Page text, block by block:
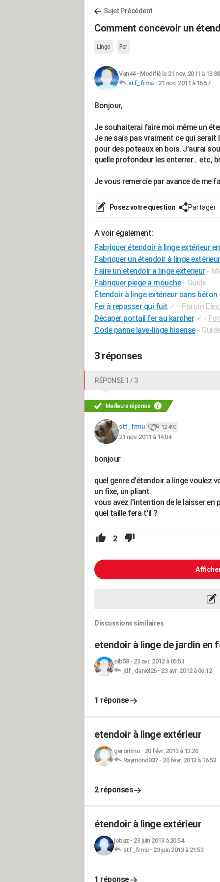
Sujet Précédent
Comment concevoir un
Linge Fer
Van44- Modifié le 21 nov. 2011 à 13:38
stf_frmu- 21 nov. 2011 à 16:57
Bonjour,
Je souhaiterai faire moi même un
Je ne sais pas vraiment ce qui serait
pour des poteaux en bois. J'aurai
quelle profondeur les enterrer... etc,
Je vous remercie par avance de me
Posez votre question Partager
A voir également:
Fabriquer étendoir à linge extérieur
Fabriquer un étendoir à linge extérieur
Faire un etendoir a linge exterieur -
Fabriquer piege a mouche - Guide
Étendoir à linge extérieur sans béton
Fer à repasser qui fuit ✓ - Forum
Décaper portail fer au karcher ✓ -
Code panne lave-linge hisense - Guide
3 réponses
RÉPONSE 1 / 3
Meilleure réponse
stf_frmu 12 490
21 nov. 2011 à 14:04
bonjour
quel genre d'étendoir a linge voulez
un fixe, un pliant.
vous avez l'intention de le laisser en
quel taille fera t'il ?
2
Discussions similaires
etendoir à linge de jardin en
olb58- 23 avr. 2012 à 05:51
jdf_daniel26- 23 avr. 2012 à 06:12
1 réponse
etendoir à linge extérieur
geronimo- 20 févr. 2013 à 13:20
Raymond037- 20 févr. 2013 à 16:53
2 réponses
étendoir à linge extérieur
jobaz - 23 juin 2013 à 20:54
stf_frmu- 23 juin 2013 à 21:53
1 réponse